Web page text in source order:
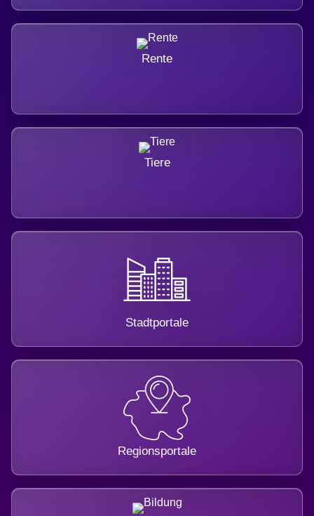
Rente
Tiere
Stadtportale
Regionsportale